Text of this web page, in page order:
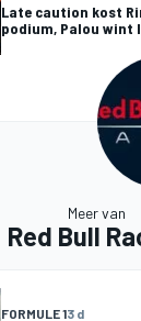
Late caution kost
podium, Palou wint
Meer van
Red Bull
FORMULE 13 d